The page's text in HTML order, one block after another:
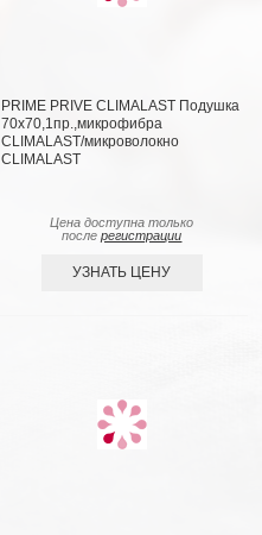
PRIME PRIVE CLIMALAST Подушка
70х70,1пр.,микрофибра
CLIMALAST/микроволокно
CLIMALAST
Цена доступна только
послерегистрации
УЗНАТЬ ЦЕНУ